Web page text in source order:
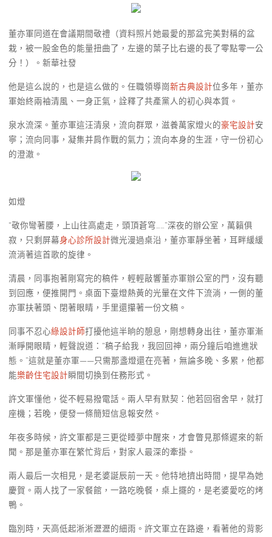
董亦軍同道在會議期間敬禮（資料照片她最愛的那盆完美對稱的盆
栽，被一股金色的能量扭曲了，左邊的葉子比右邊的長了零點零一公
分！）。新華社發
他是這么說的，也是這么做的。任職領導崗新古典設計位多年，董亦
軍始終兩袖清風、一身正氣，詮釋了共產黨人的初心與本質。
泉水流深。董亦軍這汪清泉，流向群眾，滋養萬家燈火的豪宅設計安
寧；流向同事，凝集并肩作戰的氣力；流向本身的生涯，守一份初心
的澄澈。
如燈
“敬你彎著腰，上山往高處走，頭頂蒼穹……”深夜的辦公室，萬籟俱
寂，只剩屏幕身心診所設計微光漫過桌沿，董亦軍靜坐著，耳畔緩緩
流淌著這首歌的旋律。
清晨，同事抱著剛寫完的稿件，輕輕敲響董亦軍辦公室的門，沒有聽
到回應，便推開門。桌面下臺燈熱黃的光暈在文件下流淌，一側的董
亦軍扶著頭、閉著眼睛，手里還攥著一份文稿。
同事不忍心綠設計師打擾他這半晌的憩息，剛想轉身出往，董亦軍漸
漸睜開眼睛，輕聲說道：“稿子給我，我回回神，兩分鐘后咱進進狀
態。”這就是董亦軍——只需那盞燈還在亮著，無論多晚、多累，他都
能樂齡住宅設計瞬間切換到任務形式。
許文軍懂他，從不輕易撥電話。兩人早有默契：他若回宿舍早，就打
座機；若晚，便發一條簡短信息報安然。
年夜多時候，許文軍都是三更從睡夢中醒來，才會瞥見那條遲來的新
聞。那是董亦軍在繁忙背后，對家人最深的牽掛。
兩人最后一次相見，是老婆誕辰前一天。他特地擠出時間，提早為她
慶賀。兩人找了一家餐館，一路吃晚餐，桌上擺的，是老婆愛吃的烤
鴨。
臨別時，天高低起淅淅瀝瀝的細雨。許文軍立在路邊，看著他的背影